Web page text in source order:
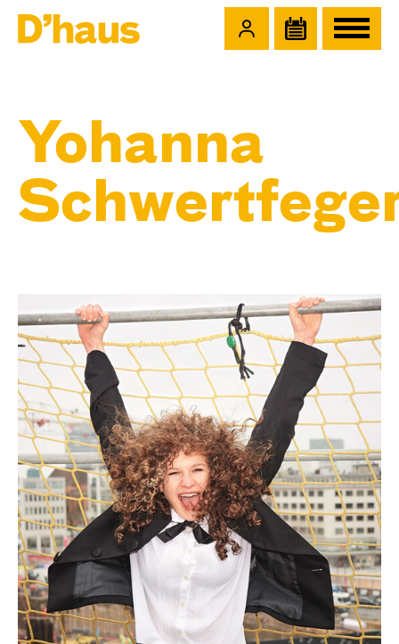
Yohanna